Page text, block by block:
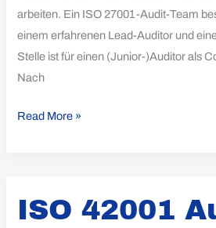
arbeiten. Ein ISO 27001-Audit-Team
einem erfahrenen Lead-Auditor und
Stelle ist für einen (Junior-)Auditor als
Nach
Read More »
ISO 42001
42001